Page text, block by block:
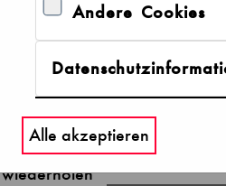
Andere Cookies
Alle akzeptieren
Email
Passwort
wiederholen